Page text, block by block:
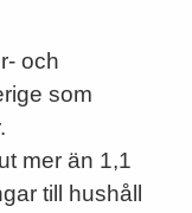
och
som
mer än 1,1
till hushåll